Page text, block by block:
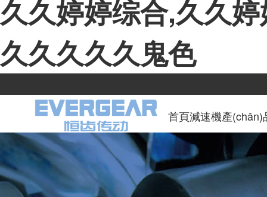
久久婷婷综合,久久
久久久久久鬼色
首頁減速機產(chǎn)